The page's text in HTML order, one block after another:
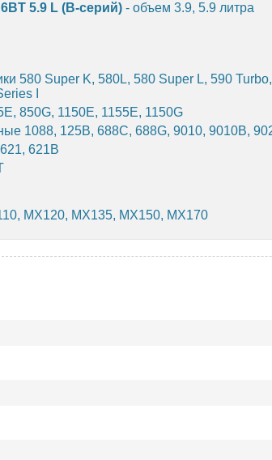
5.9 L (B-серий) - объем 3.9, 5.9 литра
580 Super K, 580L, 580 Super L, 590
I
850G, 1150E, 1155E, 1150G
1088, 125B, 688C, 688G, 9010, 9010B,
621B
MX120, MX135, MX150, MX170